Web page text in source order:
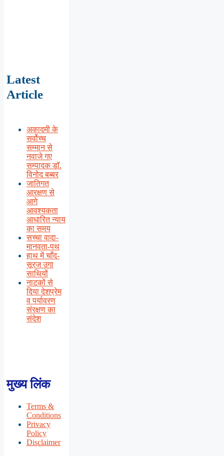
Latest
Article
अकादमी के
सर्वोच्च
सम्मान से
नवाजे गए
सम्पादक डॉ.
विनोद बब्बर
जातिगत
आरक्षण से
आगे
आवश्यकता
आधारित न्याय
का समय
सच्चा वादा-
मानवता-पथ
हाथ में चाँद-
सूरज उगा
साथियों
नाटकों से
दिया देशप्रेम
व पर्यावरण
संरक्षण का
संदेश
मुख्य लिंक
Terms &
Conditions
Privacy
Policy
Disclaimer